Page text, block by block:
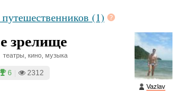
(1)
Vazlav
зрелище
кино, музыка
6 2312